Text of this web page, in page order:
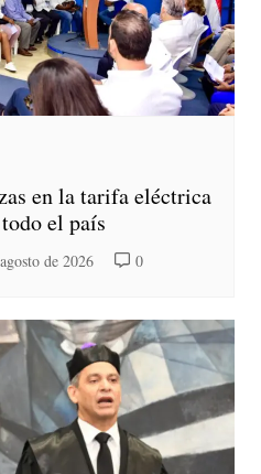
en la tarifa eléctrica
el país
de 2026 0